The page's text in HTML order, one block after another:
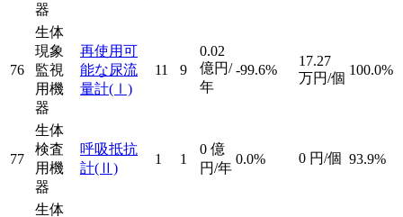
器
76
生体
現象
監視
用機
器
再使用可
能な尿流
量計(Ⅰ)
11 9
0.02
億円/
年
-99.6%
17.27
万円/個
100.0%
77
生体
検査
用機
器
呼吸抵抗
計(Ⅱ)
1 1
0 億
円/年
0.0% 0 円/個 93.9%
生体